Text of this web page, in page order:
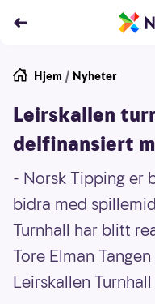
Hjem / Nyheter
Leirskallen
delfinansiert
- Norsk Tipping er
bidra med
Turnhall har blitt
Tore Elman
Leirskallen